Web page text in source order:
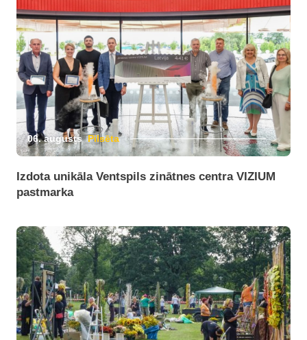
06. augusts Pilsēta
Izdota unikāla Ventspils zinātnes centra VIZIUM
pastmarka